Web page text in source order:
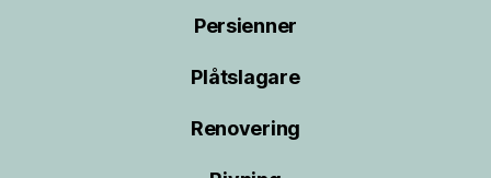
Persienner
Plåtslagare
Renovering